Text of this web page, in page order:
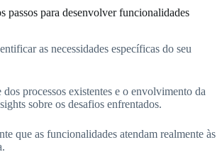
passos para desenvolver funcionalidades
as necessidades específicas do seu
processos existentes e o envolvimento da
sobre os desafios enfrentados.
que as funcionalidades atendam realmente às